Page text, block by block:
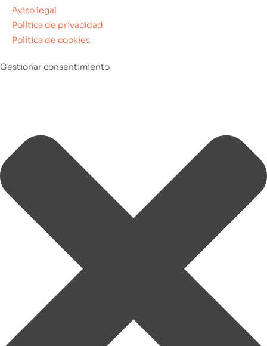
Aviso legal
Política de privacidad
Política de cookies
Gestionar consentimiento